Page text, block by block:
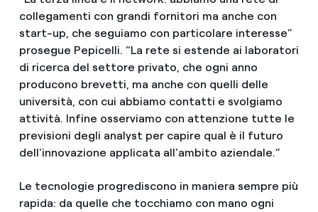
collegamenti con grandi fornitori ma anche con
start-up, che seguiamo con particolare interesse”
prosegue Pepicelli. “La rete si estende ai laboratori
di ricerca del settore privato, che ogni anno
producono brevetti, ma anche con quelli delle
università, con cui abbiamo contatti e svolgiamo
attività. Infine osserviamo con attenzione tutte le
previsioni degli analyst per capire qual è il futuro
dell'innovazione applicata all'ambito aziendale.”
Le tecnologie progrediscono in maniera sempre più
rapida: da quelle che tocchiamo con mano ogni